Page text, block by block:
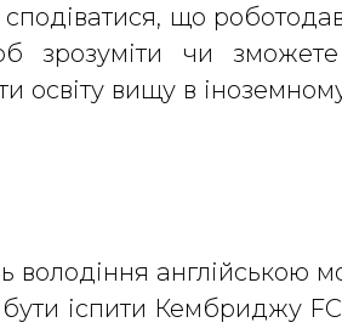
що
зрозуміти чи
вищу в іноземному
володіння
іспити Кембриджу